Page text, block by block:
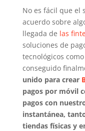
No es fácil que el
acuerdo sobre
llegada de las
soluciones de
tecnológicos
conseguido
unido para crear
pagos por móvil
pagos con
instantánea,
tiendas físicas y